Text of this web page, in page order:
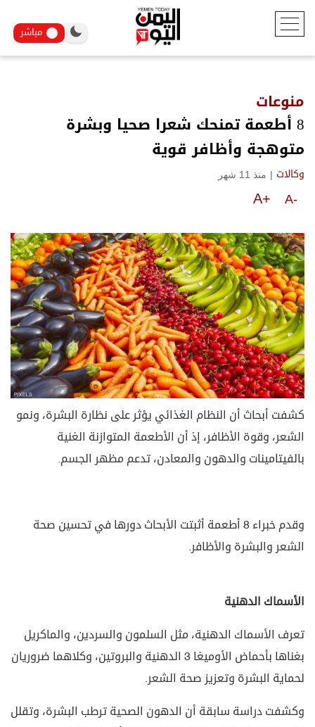
مباشر
منوعات
8 أطعمة تمنحك شعرا صحيا وبشرة
متوهجة وأظافر قوية
وكالات | منذ 11 شهر
A-
A+
كشفت أبحاث أن النظام الغذائي يؤثر على نظارة البشرة، ونمو
الشعر، وقوة الأظافر، إذ أن الأطعمة المتوازنة الغنية
بالفيتامينات والدهون والمعادن، تدعم مظهر الجسم.
وقدم خبراء 8 أطعمة أثبتت الأبحاث دورها في تحسين صحة
الشعر والبشرة والأظافر.
الأسماك الدهنية
تعرف الأسماك الدهنية، مثل السلمون والسردين، والماكريل
بغناها بأحماض الأوميغا 3 الدهنية والبروتين، وكلاهما ضروريان
لحماية البشرة وتعزيز صحة الشعر.
وكشفت دراسة سابقة أن الدهون الصحية ترطب البشرة، وتقلل